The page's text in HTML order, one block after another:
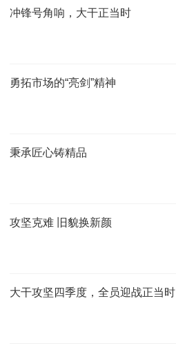
冲锋号角响，大干正当时
勇拓市场的“亮剑”精神
秉承匠心铸精品
攻坚克难 旧貌换新颜
大干攻坚四季度，全员迎战正当时